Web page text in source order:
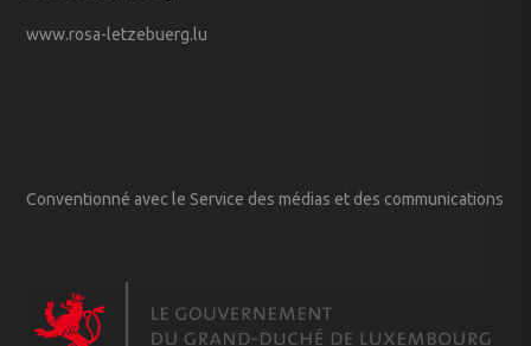
www.rosa-letzebuerg.lu
Conventionné avec le Service des médias et des communications